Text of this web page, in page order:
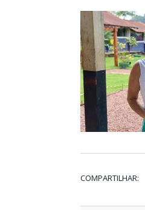
COMPARTILHAR: